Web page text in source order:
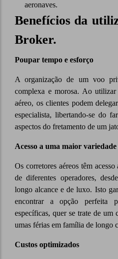
aeronaves.
Benefícios da
Broker.
Poupar tempo e esforço
A organização de um voo
complexa e morosa. Ao
aéreo, os clientes podem
especialista, libertando-se do
aspectos do fretamento de um
Acesso a uma maior variedade
Os corretores aéreos têm
de diferentes operadores,
longo alcance e de luxo. Isto
encontrar a opção perfeita
específicas, quer se trate de
umas férias em família de longo
Custos optimizados